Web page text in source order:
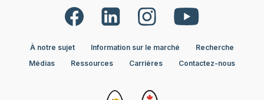
À notre sujet Information sur le marché
Recherche
Médias
Ressources Carrières Contactez-nous